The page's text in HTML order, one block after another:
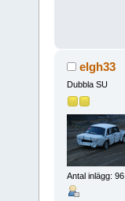
elgh33
Dubbla SU
Antal inlägg: 96